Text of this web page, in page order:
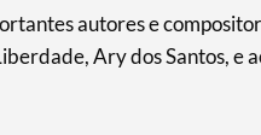
autores e
Ary dos Santos, e